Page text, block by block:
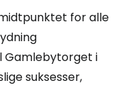
for alle
Gamlebytorget i
suksesser,